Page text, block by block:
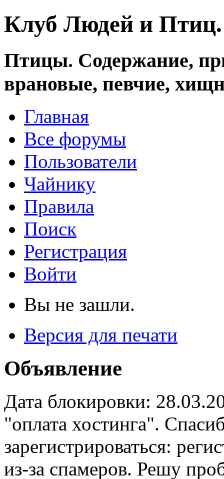
Клуб Людей и
Птицы. Содержание,
врановые, певчие,
Главная
Все форумы
Пользователи
Чайнику
Правила
Поиск
Регистрация
Войти
Вы не зашли.
Версия для печати
Объявление
Дата блокировки:
"оплата хостинга".
зарегистрироваться:
из-за спамеров. Решу